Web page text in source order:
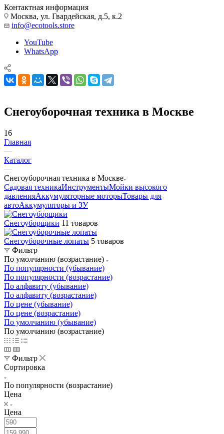
Контактная информация
Москва, ул. Гвардейская, д.5, к.2
info@ecotools.store
YouTube
WhatsApp
Снегоуборочная техника в Москве
16
Главная
—
Каталог
—
Снегоуборочная техника в Москве
Садовая техникаИнструментыМойки высокого
давленияАккумуляторные моторыТовары для
автоАккумуляторы и ЗУ
Снегоуборщики 11 товаров
Снегоуборочные лопаты 5 товаров
Фильтр
По умолчанию (возрастание)
По популярности (убывание)
По популярности (возрастание)
По алфавиту (убывание)
По алфавиту (возрастание)
По цене (убывание)
По цене (возрастание)
По умолчанию (убывание)
По умолчанию (возрастание)
Фильтр
Сортировка
По популярности (возрастание)
Цена
Цена